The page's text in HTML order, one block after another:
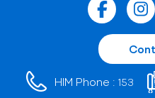
HIM Phone : 153